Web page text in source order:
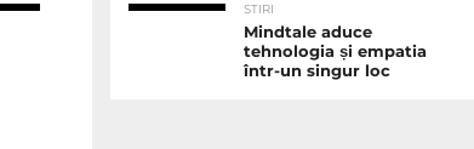
STIRI
Mindtale aduce
tehnologia și empatia
într-un singur loc